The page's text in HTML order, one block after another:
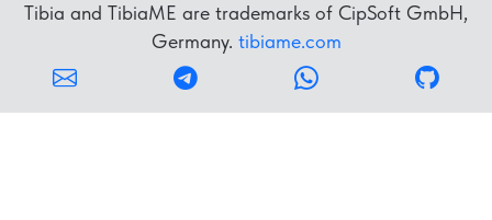
Tibia and TibiaME are trademarks of CipSoft GmbH,
Germany. tibiame.com